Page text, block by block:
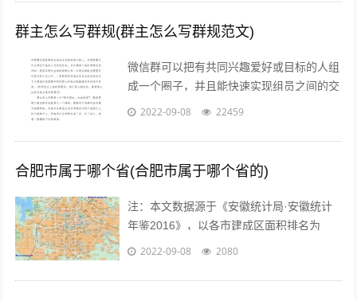
群主怎么写群规(群主怎么写群规范文)
微信群可以把有共同兴趣爱好或目标的人组
成一个圈子，并且能快速实现组员之间的交
流、互动，在共同分享的前提下很容易形成
2022-09-08 22459
合肥市属于哪个省(合肥市属于哪个省的)
注：本文数据源于《安徽统计局·安徽统计
年鉴2016》，以各市建成区面积排名为
准。图片源于视觉中国、zol，感谢视觉中
2022-09-08 2080